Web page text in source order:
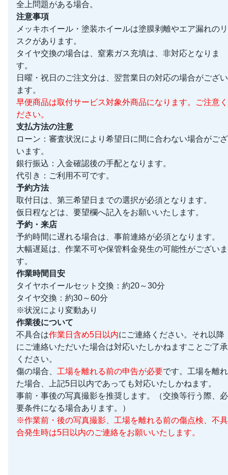
全上問題がある場合。
注意事項
メッキホイール・塗装ホイールは塗膜剥離やエア漏れのリ
スクがあります。
タイヤ交換の場合は、窒素ガス充填は、非対応となりま
す。
日曜・祝日のご注文分は、翌営業日の対応の場合がござい
ます。
早便商品は取付サービス対象外商品になります。ご注意く
ださい。
支払方法の注意
ローン：審査状況により希望日に間に合わない場合がござ
います。
銀行振込：入金確認後の手配となります。
代引き：ご利用不可です。
予約方法
取付日は、第三希望日までの選択が必須となります。
仮日程などは、要望欄へ記入をお願いいたします。
予約・来店
予約時間に遅れる場合は、事前連絡が必須となります。
大幅遅延は、作業不可や保管料金発生の可能性がございま
す。
作業時間目安
タイヤホイールセット交換：約20～30分
タイヤ交換：約30～60分
※状況により変動あり
作業後について
不具合は作業日含め5日以内にご連絡ください。それ以降
にご連絡いただいた場合は対応いたしかねますことご了承
ください。
傷の場合、 工場を離れる前の申告が必要です。工場を離れ
た場合、上記5日以内であっても対応いたしかねます。
事前・事後の写真撮影を推奨します。（交換等行う際、必
要条件になる場合あります。）
※作業前・後の写真撮影、工場を離れる前の傷点検、不具
合発生時は5日以内のご連絡をお願いいたします。